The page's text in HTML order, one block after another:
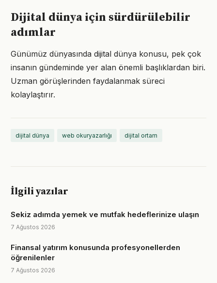
Dijital dünya için sürdürülebilir
adımlar
Günümüz dünyasında dijital dünya konusu, pek çok
insanın gündeminde yer alan önemli başlıklardan biri.
Uzman görüşlerinden faydalanmak süreci
kolaylaştırır.
dijital dünya web okuryazarlığı dijital ortam
İlgili yazılar
Sekiz adımda yemek ve mutfak hedeflerinize ulaşın
7 Ağustos 2026
Finansal yatırım konusunda profesyonellerden
öğrenilenler
7 Ağustos 2026